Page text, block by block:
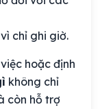
chỉ ghi giờ.
hoặc định
không chỉ
còn hỗ trợ